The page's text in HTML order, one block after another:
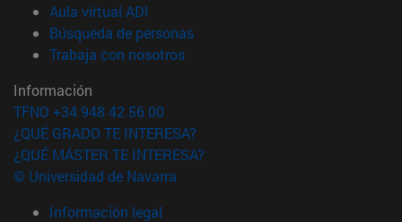
Aula virtual ADI
Búsqueda de personas(abre en nueva ventana)
Trabaja con nosotros(abre en nueva ventana)
Información
TFNO +34 948 42 56 00
¿QUÉ GRADO TE INTERESA?
¿QUÉ MÁSTER TE INTERESA?
© Universidad de Navarra
Información legal